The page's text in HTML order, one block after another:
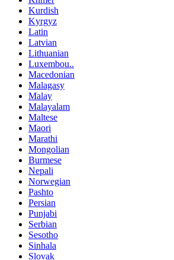
Kurdish
Kyrgyz
Latin
Latvian
Lithuanian
Luxembou..
Macedonian
Malagasy
Malay
Malayalam
Maltese
Maori
Marathi
Mongolian
Burmese
Nepali
Norwegian
Pashto
Persian
Punjabi
Serbian
Sesotho
Sinhala
Slovak